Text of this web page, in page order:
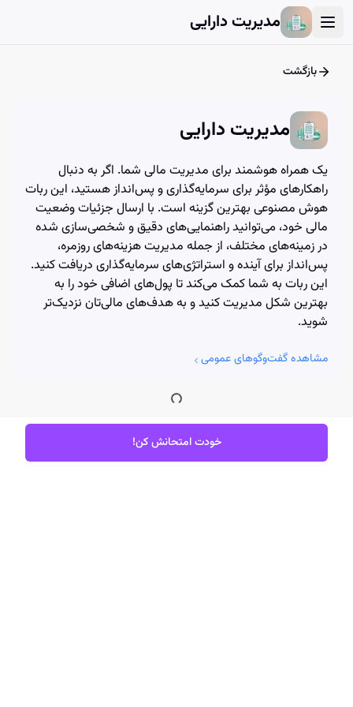
مدیریت دارایی
بازگشت
مدیریت دارایی
یک همراه هوشمند برای مدیریت مالی شما. اگر به دنبال
راهکارهای مؤثر برای سرمایه‌گذاری و پس‌انداز هستید، این ربات
هوش مصنوعی بهترین گزینه است. با ارسال جزئیات وضعیت
مالی خود، می‌توانید راهنمایی‌های دقیق و شخصی‌سازی شده
در زمینه‌های مختلف، از جمله مدیریت هزینه‌های روزمره،
پس‌انداز برای آینده و استراتژی‌های سرمایه‌گذاری دریافت کنید.
این ربات به شما کمک می‌کند تا پول‌های اضافی خود را به
بهترین شکل مدیریت کنید و به هدف‌های مالی‌تان نزدیک‌تر
شوید.
مشاهده گفت‌وگوهای عمومی
خودت امتحانش کن!